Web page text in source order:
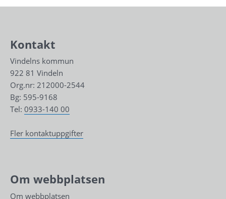
Kontakt
Vindelns kommun
922 81 Vindeln
Org.nr: 212000-2544
Bg: 595-9168
Tel: 0933-140 00
Fler kontaktuppgifter
Om webbplatsen
Om webbplatsen